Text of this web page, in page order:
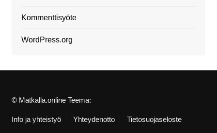
Kommenttisyöte
WordPress.org
© Matkalla.online Teema:
Info ja yhteistyö Yhteydenotto Tietosuojaseloste